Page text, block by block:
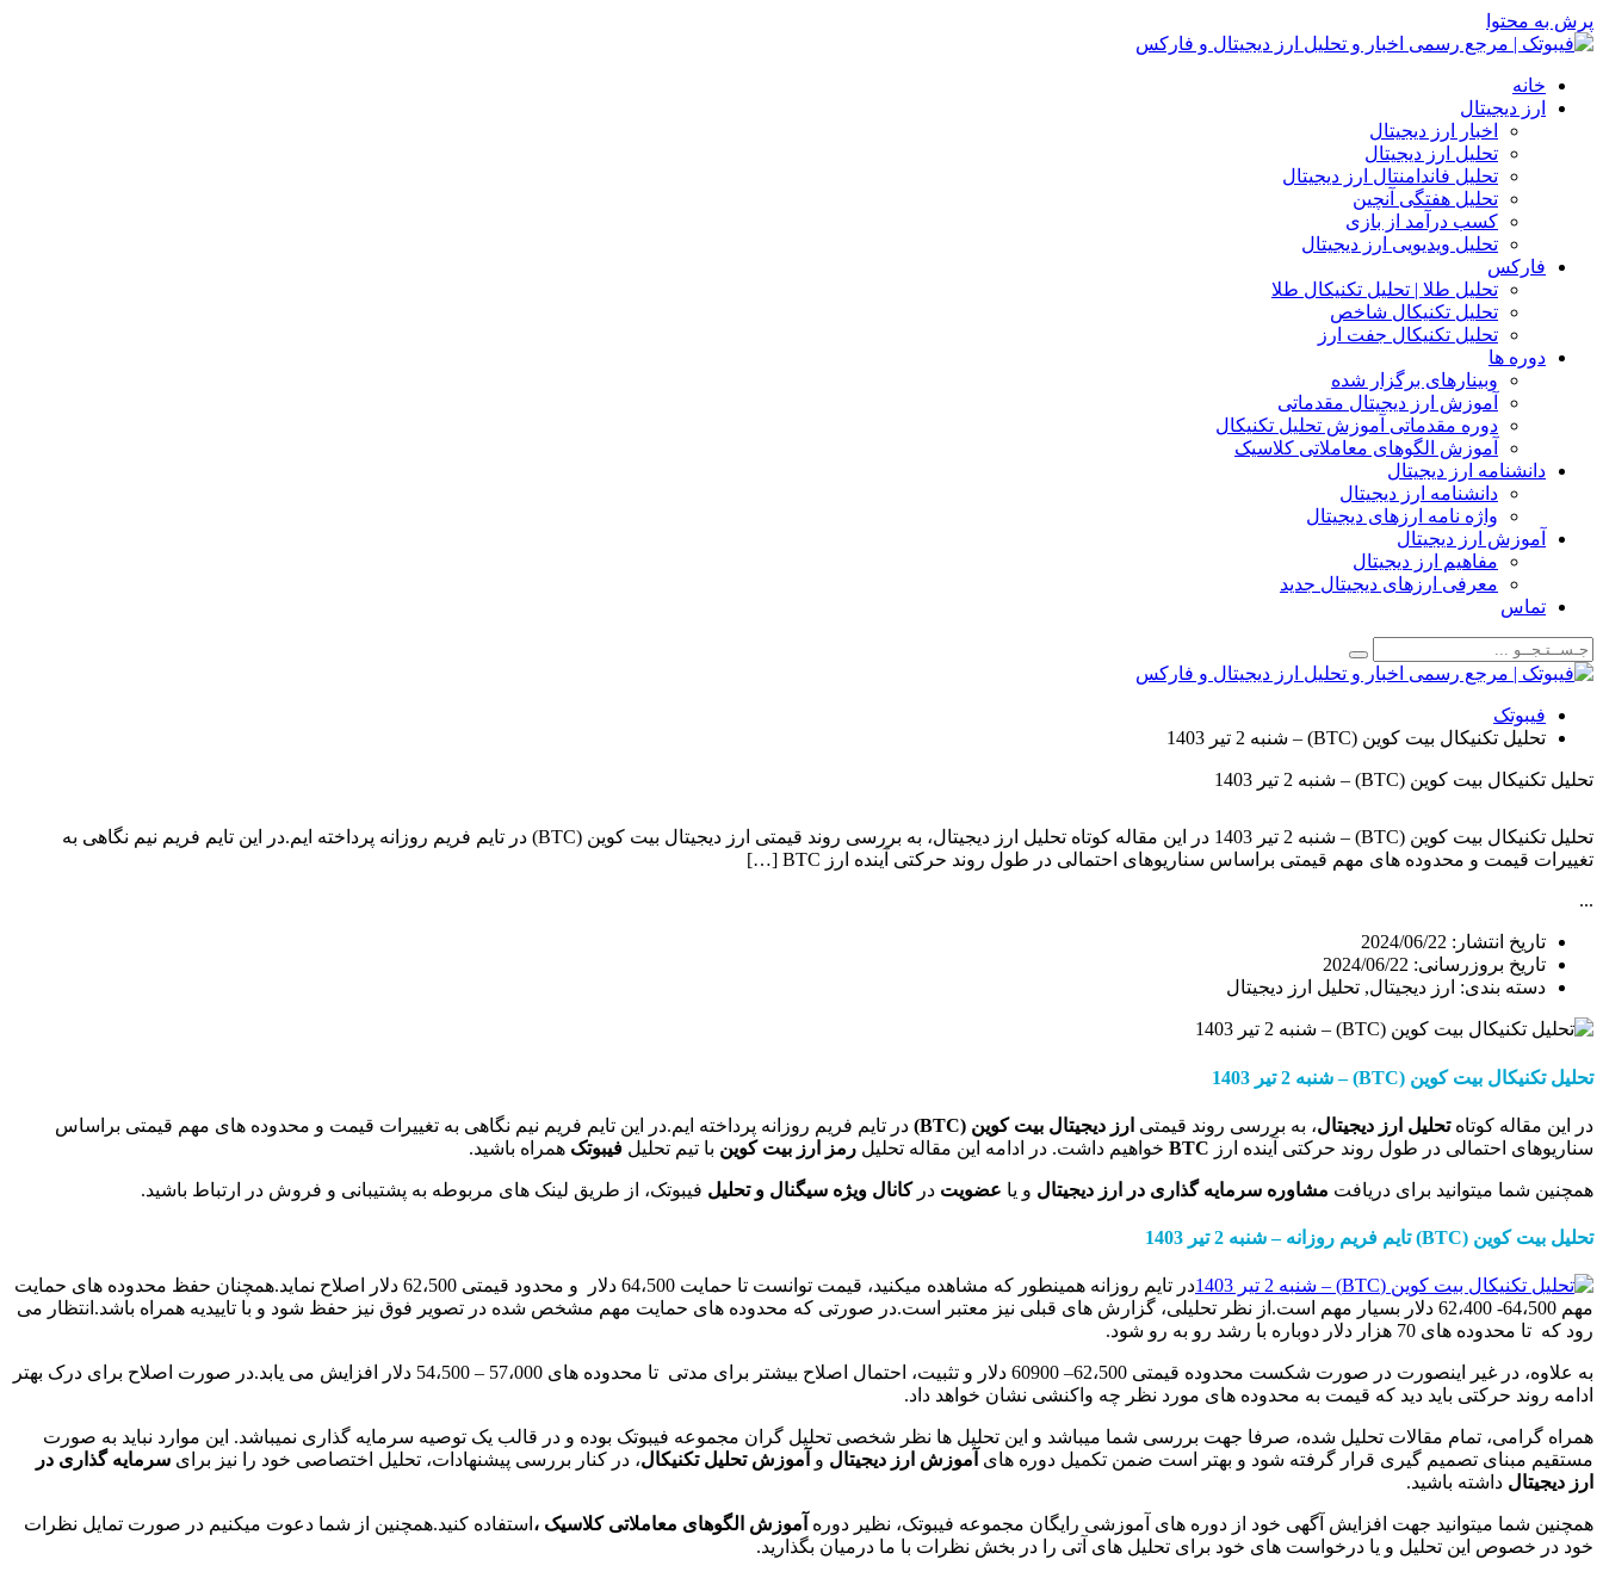
پرش به محتوا
خانه
ارز دیجیتال
اخبار ارز دیجیتال
تحلیل ارز دیجیتال
تحلیل فاندامنتال ارز دیجیتال
تحلیل هفتگی آنچین
کسب درآمد از بازی
تحلیل ویدیویی ارز دیجیتال
فارکس
تحلیل طلا | تحلیل تکنیکال طلا
تحلیل تکنیکال شاخص
تحلیل تکنیکال جفت ارز
دوره ها
وبینارهای برگزار شده
آموزش ارز دیجیتال مقدماتی
دوره مقدماتی آموزش تحلیل تکنیکال
آموزش الگوهای معاملاتی کلاسیک
دانشنامه ارز دیجیتال
دانشنامه ارز دیجیتال
واژه نامه ارزهای دیجیتال
آموزش ارز دیجیتال
مفاهیم ارز دیجیتال
معرفی ارزهای دیجیتال جدید
تماس
فیبوتک
تحلیل تکنیکال بیت کوین (BTC) – شنبه 2 تیر 1403
تحلیل تکنیکال بیت کوین (BTC) – شنبه 2 تیر 1403
تحلیل تکنیکال بیت کوین (BTC) – شنبه 2 تیر 1403 در این مقاله کوتاه تحلیل ارز دیجیتال، به بررسی روند قیمتی ارز دیجیتال بیت کوین (BTC) در تایم فریم روزانه پرداخته ایم.در این تایم فریم نیم نگاهی به
تغییرات قیمت و محدوده های مهم قیمتی براساس سناریوهای احتمالی در طول روند حرکتی آینده ارز BTC […]
...
تاریخ انتشار: 2024/06/22
تاریخ بروزرسانی: 2024/06/22
دسته بندی: ارز دیجیتال, تحلیل ارز دیجیتال
تحلیل تکنیکال بیت کوین (BTC)
–شنبه 2 تیر 1403
در این مقاله کوتاهتحلیل ارز دیجیتال، به بررسی روند قیمتی ارز دیجیتال بیت کوین (BTC)
در تایم فریم روزانه پرداخته ایم.در این تایم فریم نیم نگاهی به تغییرات قیمت و محدوده های مهم قیمتی براساس
سناریوهای احتمالی در طول روند حرکتی آینده ارز BTC خواهیم داشت. در ادامه این مقاله تحلیل رمز ارز بیت کوین با تیم تحلیل فیبوتک همراه باشید.
همچنین شما میتوانید برای دریافت مشاوره سرمایه گذاری در ارز دیجیتال و یا عضویت درکانال ویژه سیگنال و تحلیل فیبوتک، از طریق لینک های مربوطه به پشتیبانی و فروش در ارتباط باشید.
تحلیل بیت کوین (BTC) تایم فریم روزانه–شنبه 2 تیر 1403
در تایم روزانه همینطور که مشاهده میکنید، قیمت توانست تا حمایت 64،500 دلار و محدود قیمتی 62،500 دلار اصلاح نماید.همچنان حفظ محدوده های حمایت
مهم 64،500- 62،400 دلار بسیار مهم است.از نظر تحلیلی، گزارش های قبلی نیز معتبر است.در صورتی که محدوده های حمایت مهم مشخص شده در تصویر فوق نیز حفظ شود و با تاییدیه همراه باشد.انتظار می
رود که تا محدوده های 70 هزار دلار دوباره با رشد رو به رو شود.
به علاوه، در غیر اینصورت در صورت شکست محدوده قیمتی 62،500– 60900 دلار و تثبیت، احتمال اصلاح بیشتر برای مدتی تا محدوده های 57،000 – 54،500 دلار افزایش می یابد.در صورت اصلاح برای درک بهتر
ادامه روند حرکتی باید دید که قیمت به محدوده های مورد نظر چه واکنشی نشان خواهد داد.
همراه گرامی، تمام مقالات تحلیل شده، صرفا جهت بررسی شما میباشد و این تحلیل ها نظر شخصی تحلیل گران مجموعه فیبوتک بوده و در قالب یک توصیه سرمایه گذاری نمیباشد. این موارد نباید به صورت
مستقیم مبنای تصمیم گیری قرار گرفته شود و بهتر است ضمن تکمیل دوره های آموزش ارز دیجیتال و آموزش تحلیل تکنیکال، در کنار بررسی پیشنهادات، تحلیل اختصاصی خود را نیز برای سرمایه گذاری در
ارز دیجیتال داشته باشید.
همچنین شما میتوانید جهت افزایش آگهی خود از دوره های آموزشی رایگان مجموعه فیبوتک، نظیر دوره آموزش الگوهای معاملاتی کلاسیک ، استفاده کنید.همچنین از شما دعوت میکنیم در صورت تمایل نظرات
خود در خصوص این تحلیل و یا درخواست های خود برای تحلیل های آتی را در بخش نظرات با ما درمیان بگذارید.